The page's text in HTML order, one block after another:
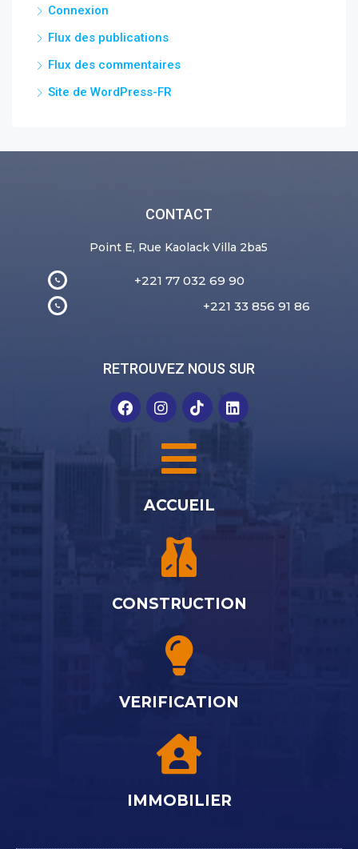
Connexion
Flux des publications
Flux des commentaires
Site de WordPress-FR
CONTACT
Point E, Rue Kaolack Villa 2ba5
+221 77 032 69 90
+221 33 856 91 86
RETROUVEZ NOUS SUR
ACCUEIL
CONSTRUCTION
VERIFICATION
IMMOBILIER